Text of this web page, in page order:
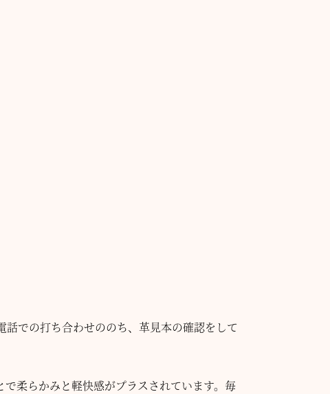
での打ち合わせののち、革見本の確認をして
柔らかみと軽快感がプラスされています。毎